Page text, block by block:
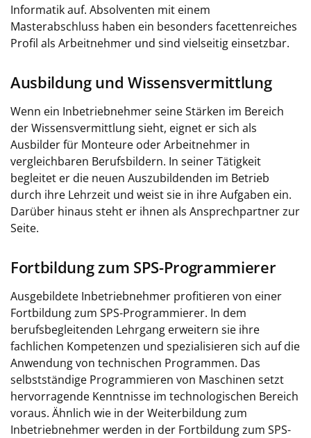
Informatik auf. Absolventen mit einem
Masterabschluss haben ein besonders facettenreiches
Profil als Arbeitnehmer und sind vielseitig einsetzbar.
Ausbildung und Wissensvermittlung
Wenn ein Inbetriebnehmer seine Stärken im Bereich
der Wissensvermittlung sieht, eignet er sich als
Ausbilder für Monteure oder Arbeitnehmer in
vergleichbaren Berufsbildern. In seiner Tätigkeit
begleitet er die neuen Auszubildenden im Betrieb
durch ihre Lehrzeit und weist sie in ihre Aufgaben ein.
Darüber hinaus steht er ihnen als Ansprechpartner zur
Seite.
Fortbildung zum SPS-Programmierer
Ausgebildete Inbetriebnehmer profitieren von einer
Fortbildung zum SPS-Programmierer. In dem
berufsbegleitenden Lehrgang erweitern sie ihre
fachlichen Kompetenzen und spezialisieren sich auf die
Anwendung von technischen Programmen. Das
selbstständige Programmieren von Maschinen setzt
hervorragende Kenntnisse im technologischen Bereich
voraus. Ähnlich wie in der Weiterbildung zum
Inbetriebnehmer werden in der Fortbildung zum SPS-